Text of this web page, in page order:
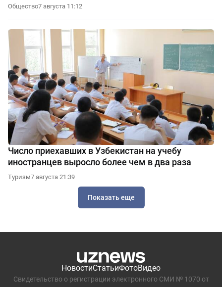
Общество7 августа 11:12
Число приехавших в Узбекистан на учебу
иностранцев выросло более чем в два раза
Туризм7 августа 21:39
Показать еще
НовостиСтатьиФотоВидео
Свидетельство о регистрации электронного СМИ № 1070 от